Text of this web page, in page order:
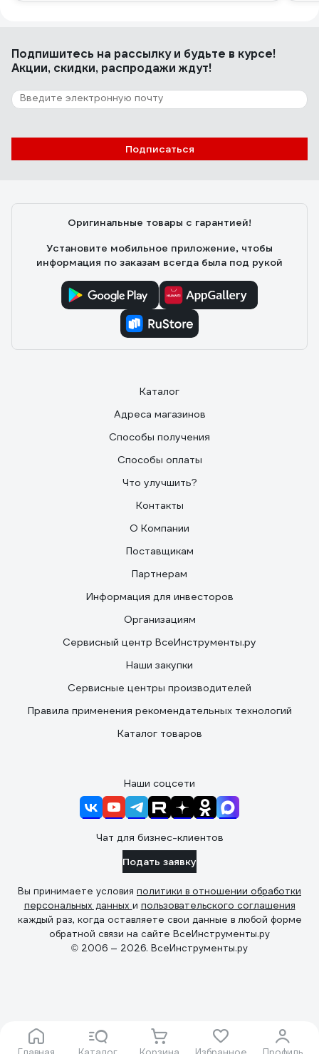
Подпишитесь на рассылкуи будьте в курсе!
Акции, скидки, распродажи ждут!
Подписаться
Оригинальные товары с гарантией!
Установите мобильное приложение, чтобы
информация по заказам всегда была под рукой
Каталог
Адреса магазинов
Способы получения
Способы оплаты
Что улучшить?
Контакты
О Компании
Поставщикам
Партнерам
Информация для инвесторов
Организациям
Сервисный центр ВсеИнструменты.ру
Наши закупки
Сервисные центры производителей
Правила применения рекомендательных технологий
Каталог товаров
Наши соцсети
Чат для бизнес-клиентов
Подать заявку
Вы принимаете условия политики в отношении обработки
персональных данных и пользовательского соглашения
каждый раз, когда оставляете свои данные в любой форме
обратной связи на сайте ВсеИнструменты.ру
© 2006 — 2026. ВсеИнструменты.ру